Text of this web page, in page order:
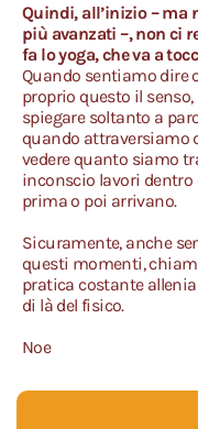
Quindi, all’inizio – ma
più avanzati –, non ci
fa lo yoga, che va a
Quando sentiamo dire
proprio questo il
spiegare soltanto a
quando attraversiamo
vedere quanto siamo
inconscio lavori dentro
prima o poi arrivano.
Sicuramente, anche
questi momenti,
pratica costante
di là del fisico.
Noe